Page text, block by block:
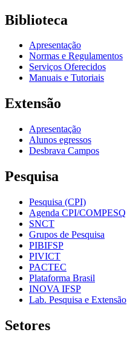
Biblioteca
Apresentação
Normas e Regulamentos
Serviços Oferecidos
Manuais e Tutoriais
Extensão
Apresentação
Alunos egressos
Desbrava Campos
Pesquisa
Pesquisa (CPI)
Agenda CPI/COMPESQ
SNCT
Grupos de Pesquisa
PIBIFSP
PIVICT
PACTEC
Plataforma Brasil
INOVA IFSP
Lab. Pesquisa e Extensão
Setores